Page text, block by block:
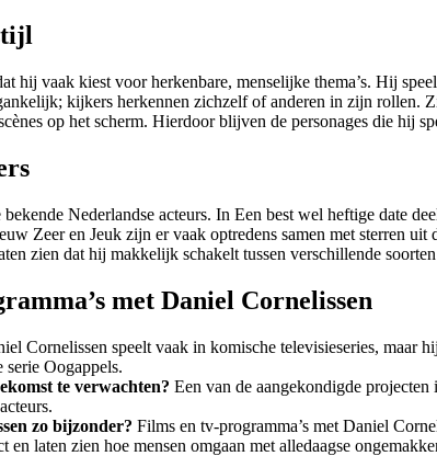
hij vaak kiest voor herkenbare, menselijke thema’s. Hij
kijkers herkennen zichzelf of anderen in zijn rollen.
op het scherm. Hierdoor blijven de personages die hij
Nederlandse acteurs. In Een best wel heftige date
Zeer en Jeuk zijn er vaak optredens samen met sterren
zien dat hij makkelijk schakelt tussen verschillende soorten
met Daniel Cornelissen
Cornelissen speelt vaak in komische televisieseries, maar
serie Oogappels.
te verwachten? Een van de aangekondigde
zo bijzonder? Films en tv-programma’s met Daniel
laten zien hoe mensen omgaan met alledaagse